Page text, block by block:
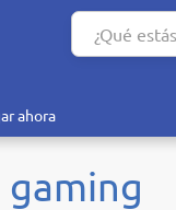
ahora
gaming